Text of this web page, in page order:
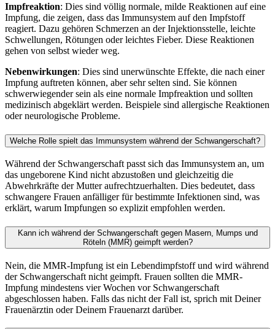
Impfreaktion: Dies sind völlig normale, milde Reaktionen auf eine
Impfung, die zeigen, dass das Immunsystem auf den Impfstoff
reagiert. Dazu gehören Schmerzen an der Injektionsstelle, leichte
Schwellungen, Rötungen oder leichtes Fieber. Diese Reaktionen
gehen von selbst wieder weg.
Nebenwirkungen: Dies sind unerwünschte Effekte, die nach einer
Impfung auftreten können, aber sehr selten sind. Sie können
schwerwiegender sein als eine normale Impfreaktion und sollten
medizinisch abgeklärt werden. Beispiele sind allergische Reaktionen
oder neurologische Probleme.
Welche Rolle spielt das Immunsystem während der Schwangerschaft?
Während der Schwangerschaft passt sich das Immunsystem an, um
das ungeborene Kind nicht abzustoßen und gleichzeitig die
Abwehrkräfte der Mutter aufrechtzuerhalten. Dies bedeutet, dass
schwangere Frauen anfälliger für bestimmte Infektionen sind, was
erklärt, warum Impfungen so explizit empfohlen werden.
Kann ich während der Schwangerschaft gegen Masern, Mumps und
Röteln (MMR) geimpft werden?
Nein, die MMR-Impfung ist ein Lebendimpfstoff und wird während
der Schwangerschaft nicht geimpft. Frauen sollten die MMR-
Impfung mindestens vier Wochen vor Schwangerschaft
abgeschlossen haben. Falls das nicht der Fall ist, sprich mit Deiner
Frauenärztin oder Deinem Frauenarzt darüber.